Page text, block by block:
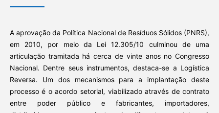
A aprovação da Política Nacional de Resíduos Sólidos (PNRS),
em 2010, por meio da Lei 12.305/10 culminou de uma
articulação tramitada há cerca de vinte anos no Congresso
Nacional. Dentre seus instrumentos, destaca-se a Logística
Reversa. Um dos mecanismos para a implantação deste
processo é o acordo setorial, viabilizado através de contrato
entre poder público e fabricantes, importadores,